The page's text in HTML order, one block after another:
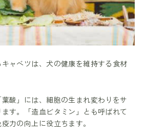
ャベツは、犬の健康を維持する食材
酸」には、細胞の生まれ変わりをサ
す。「造血ビタミン」とも呼ばれて
力の向上に役立ちます。